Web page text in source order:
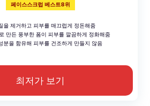
페이스스크럽 베스트8위
을 제거하고 피부를 매끄럽게 정돈해줌
만든 풍부한 폼이 피부를 깔끔하게 정화해줌
분을 함유해 피부를 건조하게 만들지 않음
최저가 보기